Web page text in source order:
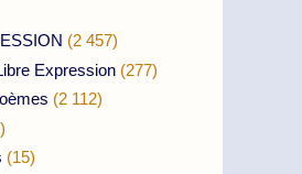
(2 457)
Expression (277)
(2 112)
(15)